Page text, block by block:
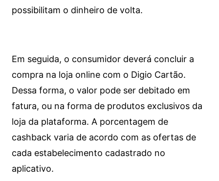
possibilitam o dinheiro de volta.
Em seguida, o consumidor deverá concluir a
compra na loja online com o Digio Cartão.
Dessa forma, o valor pode ser debitado em
fatura, ou na forma de produtos exclusivos da
loja da plataforma. A porcentagem de
cashback varia de acordo com as ofertas de
cada estabelecimento cadastrado no
aplicativo.